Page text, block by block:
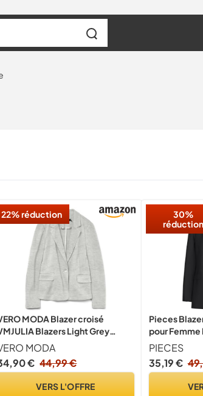
22% réduction
MODA Blazer croisé
Blazers Light Grey
42 Light Grey Melange
42
MODA
€ 44,99 €
VERS L'OFFRE
30%
réduction
Pieces
pour Femme
PIECES
35,19 €